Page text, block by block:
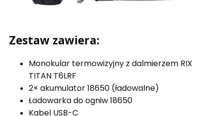
Zestaw zawiera:
Monokular termowizyjny z dalmierzem RIX
TITAN T6LRF
2× akumulator 18650 (ładowalne)
Ładowarka do ogniw 18650
Kabel USB-C